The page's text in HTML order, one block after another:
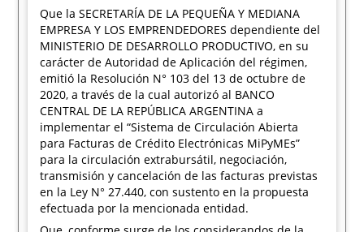
Que la SECRETARÍA DE LA PEQUEÑA Y MEDIANA
EMPRESA Y LOS EMPRENDEDORES dependiente del
MINISTERIO DE DESARROLLO PRODUCTIVO, en su
carácter de Autoridad de Aplicación del régimen,
emitió la Resolución N° 103 del 13 de octubre de
2020, a través de la cual autorizó al BANCO
CENTRAL DE LA REPÚBLICA ARGENTINA a
implementar el “Sistema de Circulación Abierta
para Facturas de Crédito Electrónicas MiPyMEs”
para la circulación extrabursátil, negociación,
transmisión y cancelación de las facturas previstas
en la Ley N° 27.440, con sustento en la propuesta
efectuada por la mencionada entidad.